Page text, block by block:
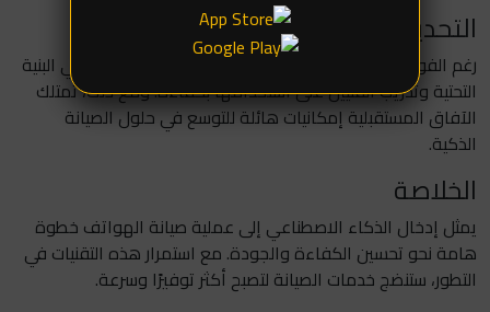
التحديات والآفاق المستقبلية
رغم الفوائد الكبيرة، تتطلب هذه التقنيات استثمارات كبيرة في البنية
التحتية وتدريب الفنيين على استخدامها بكفاءة. ومع ذلك، تمتلك
الآفاق المستقبلية إمكانيات هائلة للتوسع في حلول الصيانة
الذكية.
الخلاصة
يمثل إدخال الذكاء الاصطناعي إلى عملية صيانة الهواتف خطوة
هامة نحو تحسين الكفاءة والجودة. مع استمرار هذه التقنيات في
التطور، ستنضج خدمات الصيانة لتصبح أكثر توفيرًا وسرعة.